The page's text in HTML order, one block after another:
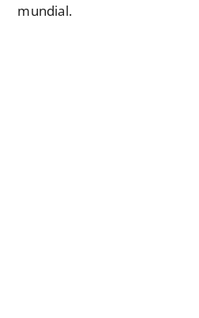
mundial.